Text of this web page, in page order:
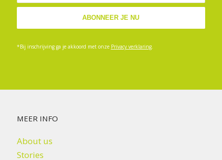
*Bij inschrijving ga je akkoord met onze Privacy verklaring.
MEER INFO
About us
Stories